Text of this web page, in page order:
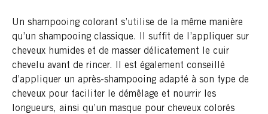
Un shampooing colorant s’utilise de la même manière
qu’un shampooing classique. Il suffit de l’appliquer sur
cheveux humides et de masser délicatement le cuir
chevelu avant de rincer. Il est également conseillé
d’appliquer un après-shampooing adapté à son type de
cheveux pour faciliter le démêlage et nourrir les
longueurs, ainsi qu’un masque pour cheveux colorés